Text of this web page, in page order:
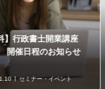
行政書士の開業がうまく
ない3つの理由
2024.07.17 営業集客